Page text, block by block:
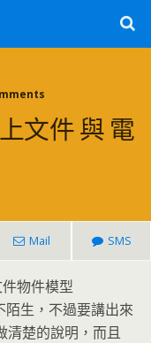
文件 與 電
Mail SMS
物件模型
生，不過要講出來
清楚的說明，而且